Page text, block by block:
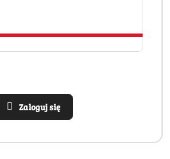
Zaloguj się